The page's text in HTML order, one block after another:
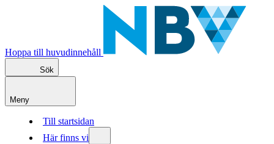
Hoppa till huvudinnehåll
Sök
Meny
Till startsidan
Här finns vi